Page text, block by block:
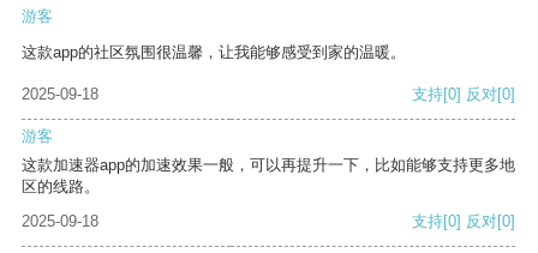
游客
这款app的社区氛围很温馨，让我能够感受到家的温暖。
2025-09-18 支持[0] 反对[0]
游客
这款加速器app的加速效果一般，可以再提升一下，比如能够支持更多地
区的线路。
2025-09-18
支持[0] 反对[0]